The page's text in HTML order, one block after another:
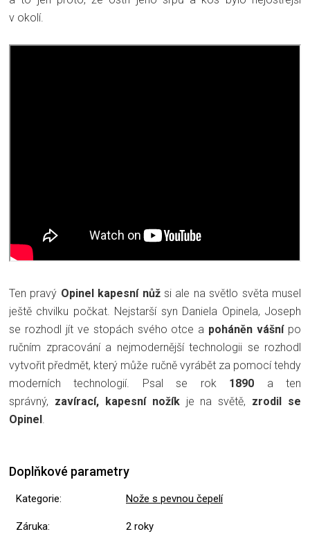
v okolí.
Ten pravý Opinel kapesní nůžsi ale na světlo světa musel
ještě chvilku počkat. Nejstarší syn Daniela Opinela, Joseph
se rozhodl jít ve stopách svého otce a poháněn vášnípo
ručním zpracování a nejmodernější technologii se rozhodl
vytvořit předmět, který může ručně vyrábět za pomocí tehdy
moderních technologií. Psal se rok 1890 a ten
správný, zavírací, kapesní nožíkje na světě, zrodil se
Opinel .
Doplňkové parametry
Kategorie: Nože s pevnou čepelí
Záruka: 2 roky